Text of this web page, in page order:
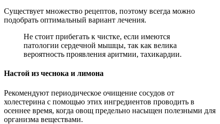
Существует множество рецептов, поэтому всегда можно
подобрать оптимальный вариант лечения.
Не стоит прибегать к чистке, если имеются
патологии сердечной мышцы, так как велика
вероятность проявления аритмии, тахикардии.
Настой из чеснока и лимона
Рекомендуют периодическое очищение сосудов от
холестерина с помощью этих ингредиентов проводить в
осеннее время, когда овощ предельно насыщен полезными для
организма веществами.